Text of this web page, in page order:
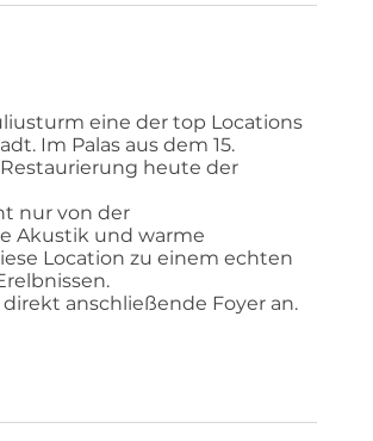
eine der top Locations
Im Palas aus dem 15.
heute der
nur von der
Akustik und warme
Location zu einem echten
anschließende Foyer an.